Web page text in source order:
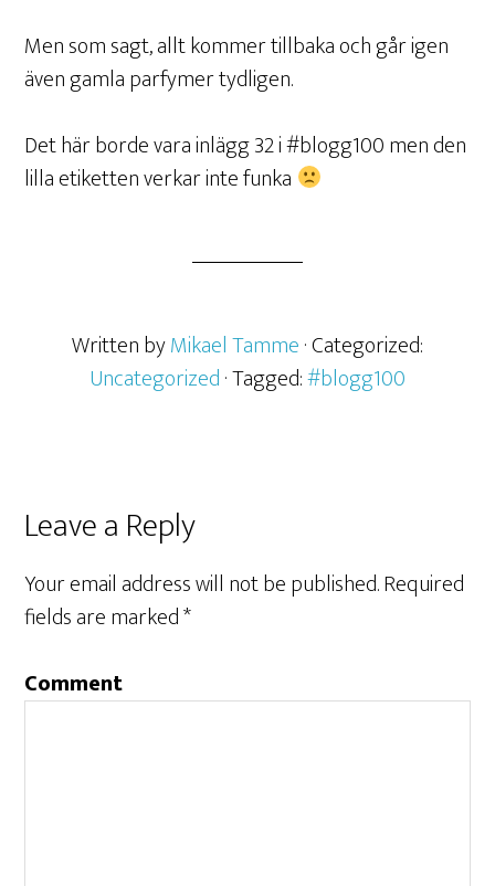
Men som sagt, allt kommer tillbaka och går igen
även gamla parfymer tydligen.
Det här borde vara inlägg 32 i #blogg100 men den
lilla etiketten verkar inte funka
Written byMikael Tamme· Categorized:
Uncategorized· Tagged:#blogg100
Leave a Reply
Your email address will not be published.Required
fields are marked*
Comment